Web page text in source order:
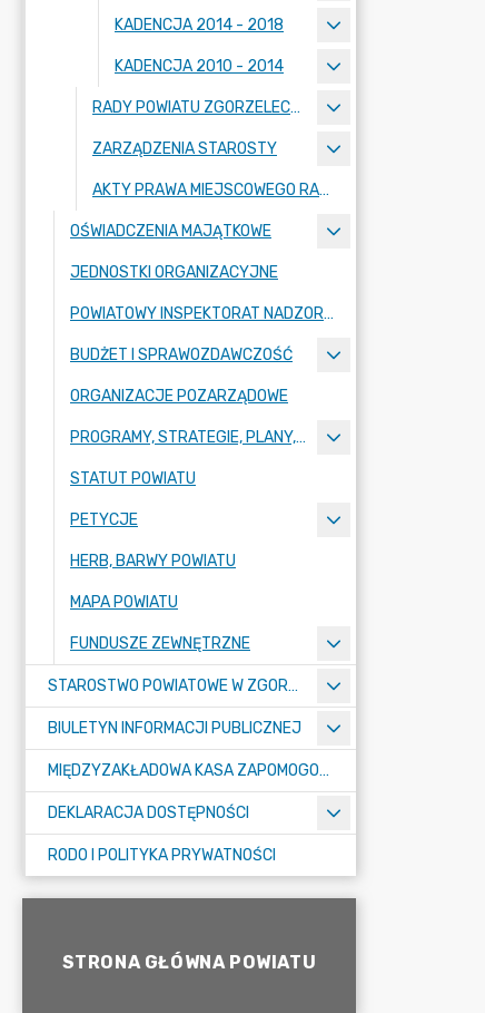
KADENCJA 2014 - 2018
KADENCJA 2010 - 2014
RADY POWIATU ZGORZELECKIEGO
ZARZĄDZENIA STAROSTY
AKTY PRAWA MIEJSCOWEGO RADY POWIATU ZGORZELECKIEGO
OŚWIADCZENIA MAJĄTKOWE
JEDNOSTKI ORGANIZACYJNE
POWIATOWY INSPEKTORAT NADZORU BUDOWLANEGO
BUDŻET I SPRAWOZDAWCZOŚĆ
ORGANIZACJE POZARZĄDOWE
PROGRAMY, STRATEGIE, PLANY, RAPORTY
STATUT POWIATU
PETYCJE
HERB, BARWY POWIATU
MAPA POWIATU
FUNDUSZE ZEWNĘTRZNE
STAROSTWO POWIATOWE W ZGORZELCU
BIULETYN INFORMACJI PUBLICZNEJ
MIĘDZYZAKŁADOWA KASA ZAPOMOGOWO-POŻYCZKOWA
DEKLARACJA DOSTĘPNOŚCI
RODO I POLITYKA PRYWATNOŚCI
STRONA GŁÓWNA POWIATU